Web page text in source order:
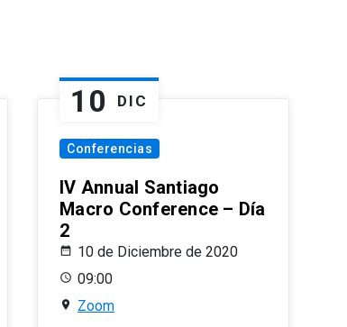
10 DIC
Conferencias
IV Annual Santiago
Macro Conference – Día
2
10 de Diciembre de 2020
09:00
Zoom